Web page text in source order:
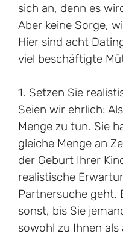
sich an, denn es
Aber keine Sorge,
Hier sind acht
viel beschäftigte
1. Setzen Sie
Seien wir ehrlich:
Menge zu tun. Sie
gleiche Menge an
der Geburt Ihrer
realistische
Partnersuche geht.
sonst, bis Sie
sowohl zu Ihnen